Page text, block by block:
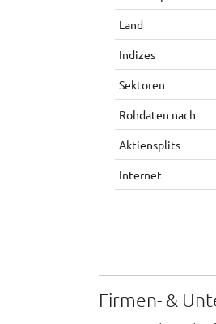
Land
Indizes
Sektoren
Rohdaten nach
Aktiensplits
Internet
Firmen- &